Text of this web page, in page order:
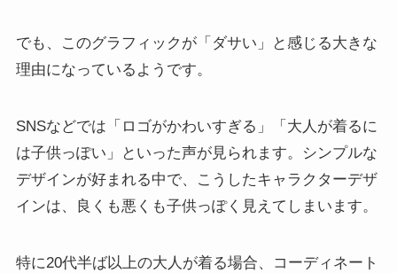
でも、このグラフィックが「ダサい」と感じる大きな
理由になっているようです。
SNSなどでは「ロゴがかわいすぎる」「大人が着るに
は子供っぽい」といった声が見られます。シンプルな
デザインが好まれる中で、こうしたキャラクターデザ
インは、良くも悪くも子供っぽく見えてしまいます。
特に20代半ば以上の大人が着る場合、コーディネート